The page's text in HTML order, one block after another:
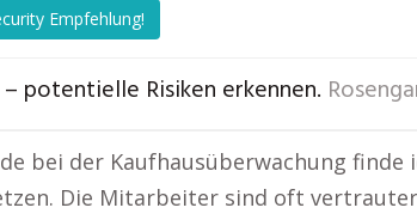
Empfehlung!
– potentielle Risiken erkennen.
bei der Kaufhausüberwachung
Die Mitarbeiter sind oft